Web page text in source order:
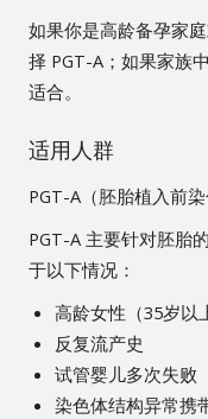
如果你是高龄备孕家
择 PGT-A；如果家族
适合。
适用人群
PGT-A（胚胎植入前
PGT-A 主要针对胚胎
于以下情况：
高龄女性（35岁以
反复流产史
试管婴儿多次失败
染色体结构异常携